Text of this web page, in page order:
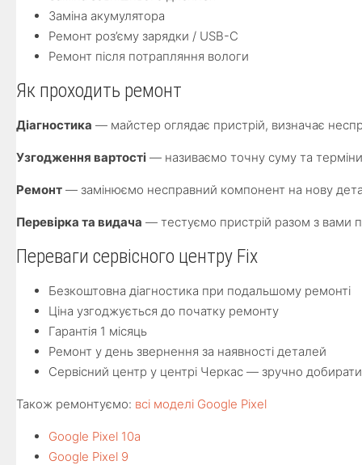
Заміна акумулятора
Ремонт роз’єму зарядки / USB-C
Ремонт після потрапляння вологи
Як проходить ремонт
Діагностика — майстер оглядає пристрій, визначає
Узгодження вартості — називаємо точну суму та
Ремонт — замінюємо несправний компонент на нову
Перевірка та видача — тестуємо пристрій разом з вами
Переваги сервісного центру Fix
Безкоштовна діагностика при подальшому ремонті
Ціна узгоджується до початку ремонту
Гарантія 1 місяць
Ремонт у день звернення за наявності деталей
Сервісний центр у центрі Черкас — зручно
Також ремонтуємо: всі моделі Google Pixel
Google Pixel 10a
Google Pixel 9